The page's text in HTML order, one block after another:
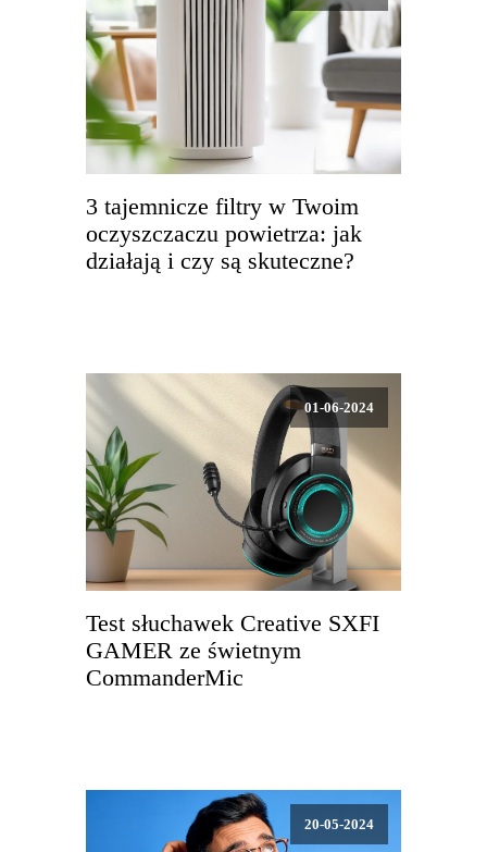
3 tajemnicze filtry w Twoim
oczyszczaczu powietrza: jak
działają i czy są skuteczne?
01-06-2024
Test słuchawek Creative SXFI
GAMER ze świetnym
CommanderMic
20-05-2024